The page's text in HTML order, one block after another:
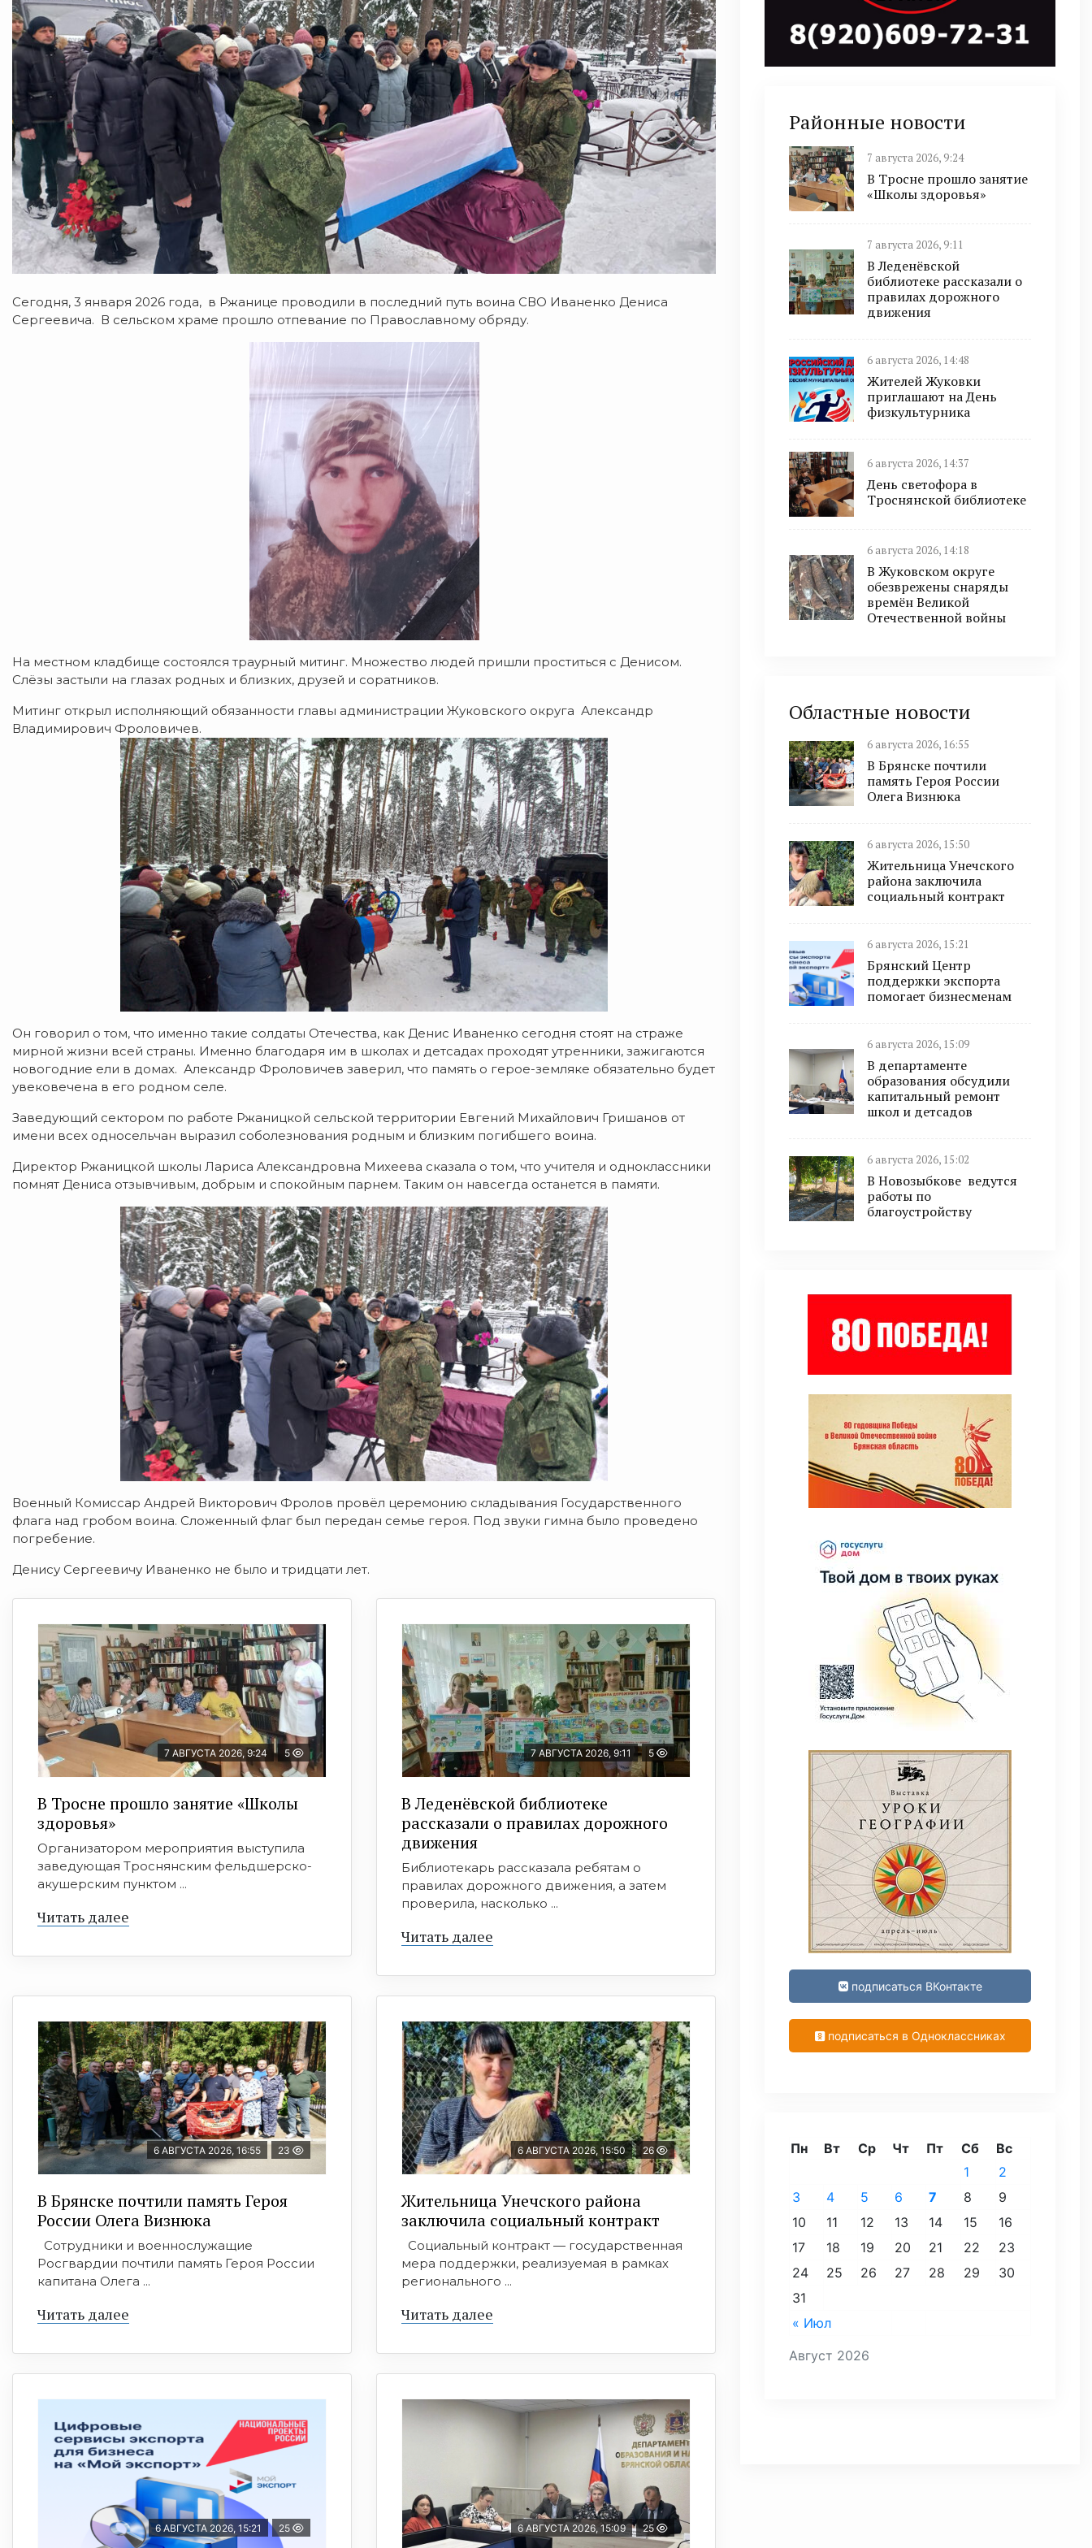
Сегодня, 3 января 2026 года, в Ржанице проводили в последний путь воина СВО Иваненко Дениса
Сергеевича. В сельском храме прошло отпевание по Православному обряду.
На местном кладбище состоялся траурный митинг. Множество людей пришли проститься с Денисом.
Слёзы застыли на глазах родных и близких, друзей и соратников.
Митинг открыл исполняющий обязанности главы администрации Жуковского округа Александр
Владимирович Фроловичев.
Он говорил о том, что именно такие солдаты Отечества, как Денис Иваненко сегодня стоят на страже
мирной жизни всей страны. Именно благодаря им в школах и детсадах проходят утренники, зажигаются
новогодние ели в домах. Александр Фроловичев заверил, что память о герое-земляке обязательно будет
увековечена в его родном селе.
Заведующий сектором по работе Ржаницкой сельской территории Евгений Михайлович Гришанов от
имени всех односельчан выразил соболезнования родным и близким погибшего воина.
Директор Ржаницкой школы Лариса Александровна Михеева сказала о том, что учителя и одноклассники
помнят Дениса отзывчивым, добрым и спокойным парнем. Таким он навсегда останется в памяти.
Военный Комиссар Андрей Викторович Фролов провёл церемонию складывания Государственного
флага над гробом воина. Сложенный флаг был передан семье героя. Под звуки гимна было проведено
погребение.
Денису Сергеевичу Иваненко не было и тридцати лет.
7 АВГУСТА 2026, 9:24 5
В Тросне прошло занятие «Школы
здоровья»
Организатором мероприятия выступила
заведующая Троснянским фельдшерско-
акушерским пунктом ...
Читать далее
7 АВГУСТА 2026, 9:11 5
В Леденёвской библиотеке
рассказали о правилах дорожного
движения
Библиотекарь рассказала ребятам о
правилах дорожного движения, а затем
проверила, насколько ...
Читать далее
6 АВГУСТА 2026, 16:55 23
В Брянске почтили память Героя
России Олега Визнюка
Сотрудники и военнослужащие
Росгвардии почтили память Героя России
капитана Олега ...
Читать далее
6 АВГУСТА 2026, 15:50 26
Жительница Унечского района
заключила социальный контракт
Социальный контракт — государственная
мера поддержки, реализуемая в рамках
регионального ...
Читать далее
6 АВГУСТА 2026, 15:21 25 6 АВГУСТА 2026, 15:09 25
Районные новости
7 августа 2026, 9:24
В Тросне прошло занятие
«Школы здоровья»
7 августа 2026, 9:11
В Леденёвской
библиотеке рассказали о
правилах дорожного
движения
6 августа 2026, 14:48
Жителей Жуковки
приглашают на День
физкультурника
6 августа 2026, 14:37
День светофора в
Троснянской библиотеке
6 августа 2026, 14:18
В Жуковском округе
обезврежены снаряды
времён Великой
Отечественной войны
Областные новости
6 августа 2026, 16:55
В Брянске почтили
память Героя России
Олега Визнюка
6 августа 2026, 15:50
Жительница Унечского
района заключила
социальный контракт
6 августа 2026, 15:21
Брянский Центр
поддержки экспорта
помогает бизнесменам
6 августа 2026, 15:09
В департаменте
образования обсудили
капитальный ремонт
школ и детсадов
6 августа 2026, 15:02
В Новозыбкове ведутся
работы по
благоустройству
подписаться ВКонтакте
подписаться в Одноклассниках
Август 2026
Пн Вт Ср Чт Пт Сб Вс
« Июл
1
2
3
4 5 6 7 8
9
10
11 12 13 14 15
16
17
18 19 20 21 22
23
24
25 26 27 28 29
30
31